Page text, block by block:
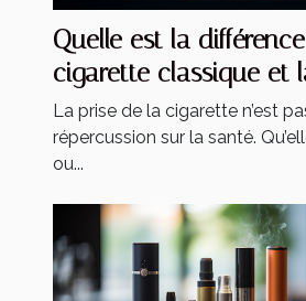
Quelle est la
cigarette classique et
électronique ?
La prise de la cigarette n’est
répercussion sur la santé.
ou...